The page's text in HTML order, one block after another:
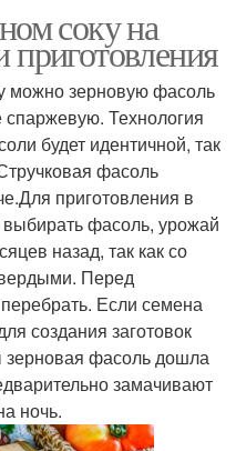
соку на
можно зерновую фасоль
спаржевую. Технология
будет идентичной, так
фасоль
приготовления в
фасоль, урожай
назад, так как со
Перед
Если семена
создания заготовок
зерновая фасоль дошла
замачивают
ночь.